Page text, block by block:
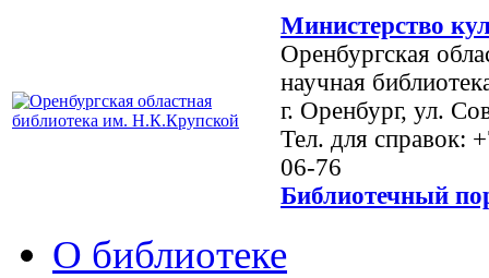
Министерство
Оренбургская
научная
г. Оренбург, ул.
Тел. для справок:
06-76
Библиотечный
О библиотеке